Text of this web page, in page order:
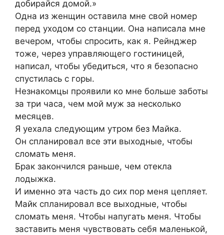
добирайся домой.»
Одна из женщин оставила мне свой номер
перед уходом со станции. Она написала мне
вечером, чтобы спросить, как я. Рейнджер
тоже, через управляющего гостиницей,
написал, чтобы убедиться, что я безопасно
спустилась с горы.
Незнакомцы проявили ко мне больше заботы
за три часа, чем мой муж за несколько
месяцев.
Я уехала следующим утром без Майка.
Он спланировал все эти выходные, чтобы
сломать меня.
Брак закончился раньше, чем отекла
лодыжка.
И именно эта часть до сих пор меня цепляет.
Майк спланировал все выходные, чтобы
сломать меня. Чтобы напугать меня. Чтобы
заставить меня чувствовать себя маленькой,